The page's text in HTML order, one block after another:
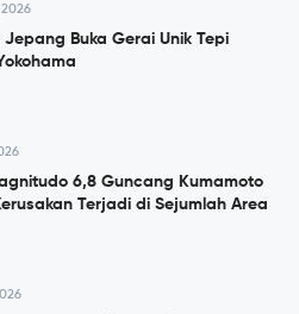
Buka Gerai Unik Tepi
6,8 Guncang Kumamoto
Terjadi di Sejumlah Area